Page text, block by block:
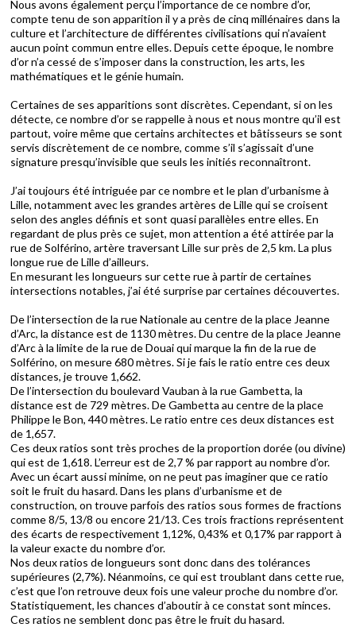
Nous avons également perçu l’importance de ce nombre d’or,
compte tenu de son apparition il y a près de cinq millénaires dans la
culture et l’architecture de différentes civilisations qui n’avaient
aucun point commun entre elles. Depuis cette époque, le nombre
d’or n’a cessé de s’imposer dans la construction, les arts, les
mathématiques et le génie humain.
Certaines de ses apparitions sont discrètes. Cependant, si on les
détecte, ce nombre d’or se rappelle à nous et nous montre qu’il est
partout, voire même que certains architectes et bâtisseurs se sont
servis discrètement de ce nombre, comme s’il s’agissait d’une
signature presqu’invisible que seuls les initiés reconnaîtront.
J’ai toujours été intriguée par ce nombre et le plan d’urbanisme à
Lille, notamment avec les grandes artères de Lille qui se croisent
selon des angles définis et sont quasi parallèles entre elles. En
regardant de plus près ce sujet, mon attention a été attirée par la
rue de Solférino, artère traversant Lille sur près de 2,5 km. La plus
longue rue de Lille d’ailleurs.
En mesurant les longueurs sur cette rue à partir de certaines
intersections notables, j’ai été surprise par certaines découvertes.
De l’intersection de la rue Nationale au centre de la place Jeanne
d’Arc, la distance est de 1130 mètres. Du centre de la place Jeanne
d’Arc à la limite de la rue de Douai qui marque la fin de la rue de
Solférino, on mesure 680 mètres. Si je fais le ratio entre ces deux
distances, je trouve 1,662.
De l’intersection du boulevard Vauban à la rue Gambetta, la
distance est de 729 mètres. De Gambetta au centre de la place
Philippe le Bon, 440 mètres. Le ratio entre ces deux distances est
de 1,657.
Ces deux ratios sont très proches de la proportion dorée (ou divine)
qui est de 1,618. L’erreur est de 2,7 % par rapport au nombre d’or.
Avec un écart aussi minime, on ne peut pas imaginer que ce ratio
soit le fruit du hasard. Dans les plans d’urbanisme et de
construction, on trouve parfois des ratios sous formes de fractions
comme 8/5, 13/8 ou encore 21/13. Ces trois fractions représentent
des écarts de respectivement 1,12%, 0,43% et 0,17% par rapport à
la valeur exacte du nombre d’or.
Nos deux ratios de longueurs sont donc dans des tolérances
supérieures (2,7%). Néanmoins, ce qui est troublant dans cette rue,
c’est que l’on retrouve deux fois une valeur proche du nombre d’or.
Statistiquement, les chances d’aboutir à ce constat sont minces.
Ces ratios ne semblent donc pas être le fruit du hasard.